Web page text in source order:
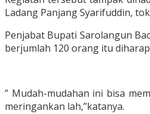
Ladang Panjang Syarifuddin,
Penjabat Bupati Sarolangun
berjumlah 120 orang itu
” Mudah-mudahan ini bisa
meringankan lah,”katanya.